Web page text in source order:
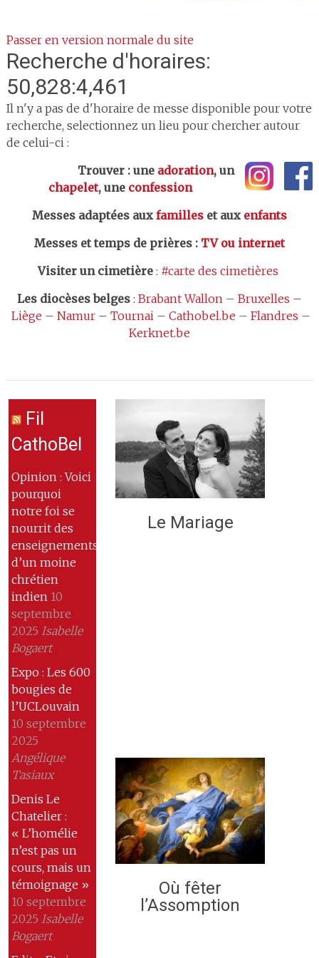
Passer en version normale du site
Recherche d'horaires:
50,828:4,461
Il n'y a pas de d'horaire de messe disponible pour votre
recherche, selectionnez un lieu pour chercher autour
de celui-ci :
Trouver : une adoration, un
chapelet, une confession
Messes adaptées aux familleset aux enfants
Messes et temps de prières: TV ou internet
Visiter un cimetière: #carte des cimetières
Les diocèses belges: Brabant Wallon– Bruxelles –
Liège – Namur– Tournai– Cathobel.be – Flandres –
Kerknet.be
Fil
CathoBel
Opinion : Voici
pourquoi
notre foi se
nourrit des
enseignements
d’un moine
chrétien
indien 10
septembre
2025 Isabelle
Bogaert
Expo : Les 600
bougies de
l’UCLouvain
10 septembre
2025
Angélique
Tasiaux
Denis Le
Chatelier :
« L’homélie
n’est pas un
cours, mais un
témoignage »
10 septembre
2025 Isabelle
Bogaert
Le Mariage
Où fêter
l’Assomption